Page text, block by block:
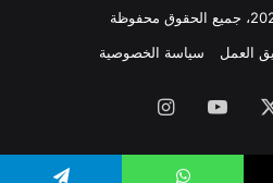
العمل سياسة الخصوصية
يوتيوبانستقرام